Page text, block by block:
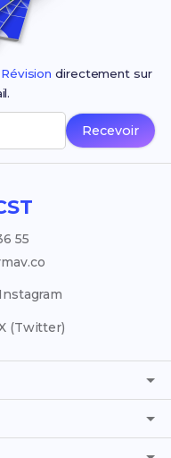
directement sur
Recevoir
55
Instagram
(Twitter)